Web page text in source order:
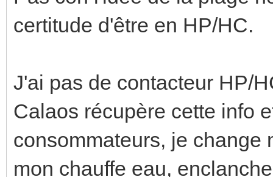
certitude d'être en HP/HC.
J'ai pas de contacteur HP/
Calaos récupère cette info
consommateurs, je change
mon chauffe eau,